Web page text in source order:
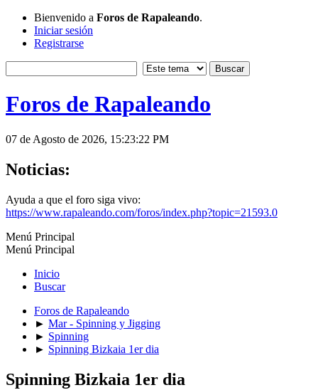
Bienvenido a Foros de Rapaleando.
Iniciar sesión
Registrarse
Foros de Rapaleando
07 de Agosto de 2026, 15:23:22 PM
Noticias:
Ayuda a que el foro siga vivo:
https://www.rapaleando.com/foros/index.php?topic=21593.0
Menú Principal
Menú Principal
Inicio
Buscar
Foros de Rapaleando
► Mar - Spinning y Jigging
► Spinning
► Spinning Bizkaia 1er dia
Spinning Bizkaia 1er dia